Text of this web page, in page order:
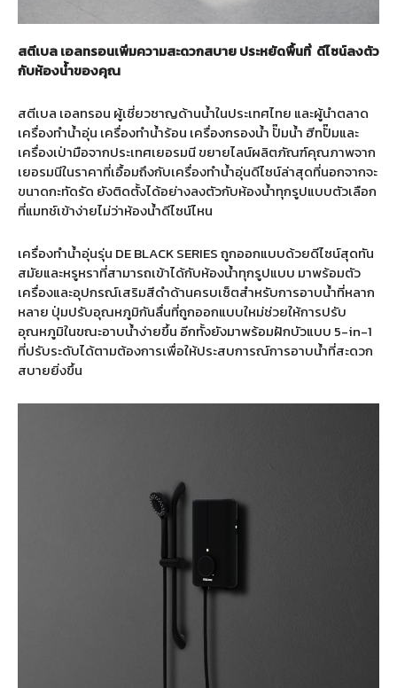
สตีเบล เอลทรอนเพิ่มความสะดวกสบาย ประหยัดพื้นที่ ดีไซน์ลงตัว
กับห้องน้ำของคุณ
สตีเบล เอลทรอน ผู้เชี่ยวชาญด้านน้ำในประเทศไทย และผู้นำตลาด
เครื่องทำน้ำอุ่น เครื่องทำน้ำร้อน เครื่องกรองน้ำ ปั๊มน้ำ ฮีทปั๊มและ
เครื่องเป่ามือจากประเทศเยอรมนี ขยายไลน์ผลิตภัณฑ์คุณภาพจาก
เยอรมนีในราคาที่เอื้อมถึงกับเครื่องทำน้ำอุ่นดีไซน์ล่าสุดที่นอกจากจะ
ขนาดกะทัดรัด ยังติดตั้งได้อย่างลงตัวกับห้องน้ำทุกรูปแบบตัวเลือก
ที่แมทช์เข้าง่ายไม่ว่าห้องน้ำดีไซน์ไหน
เครื่องทำน้ำอุ่นรุ่น DE BLACK SERIES ถูกออกแบบด้วยดีไซน์สุดทัน
สมัยและหรูหราที่สามารถเข้าได้กับห้องน้ำทุกรูปแบบ มาพร้อมตัว
เครื่องและอุปกรณ์เสริมสีดำด้านครบเซ็ตสำหรับการอาบน้ำที่หลาก
หลาย ปุ่มปรับอุณหภูมิกันลื่นที่ถูกออกแบบใหม่ช่วยให้การปรับ
อุณหภูมิในขณะอาบน้ำง่ายขึ้น อีกทั้งยังมาพร้อมฝักบัวแบบ 5-in-1
ที่ปรับระดับได้ตามต้องการเพื่อให้ประสบการณ์การอาบน้ำที่สะดวก
สบายยิ่งขึ้น